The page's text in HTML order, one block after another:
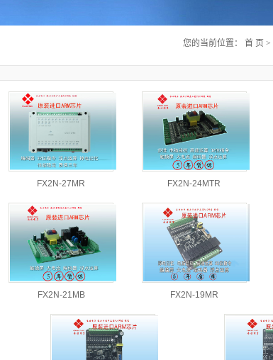
您的当前位置： 首 页 >
FX2N-27MR FX2N-24MTR
FX2N-21MB FX2N-19MR